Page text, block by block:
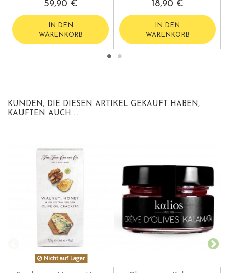
59,90 €
IN DEN
WARENKORB
18,90 €
IN DEN
WARENKORB
KUNDEN, DIE DIESEN ARTIKEL GEKAUFT HABEN,
KAUFTEN AUCH ...
Nicht auf Lager